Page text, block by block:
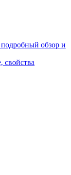
обзор и
свойства